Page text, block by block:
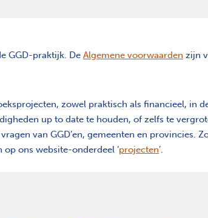
GGD-praktijk. De Algemene voorwaarden zijn
zowel praktisch als financieel, in
up to date te houden, of zelfs te
van GGD’en, gemeenten en provincies.
ons website-onderdeel ‘projecten’.